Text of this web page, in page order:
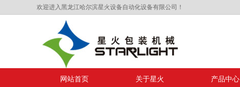
欢迎进入黑龙江哈尔滨星火设备自动化设备有限公司！
网站首页 关于星火 产品中心